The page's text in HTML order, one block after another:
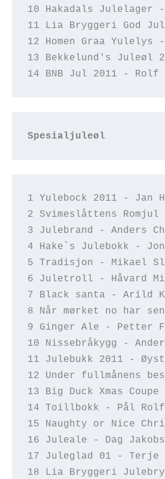
10 Hakadals Julelager
11 Lia Bryggeri God
12 Homen Graa Yulelys
13 Bekkelund's Juleøl
14 BNB Jul 2011 - Rolf
Spesialjuleøl
1 Yulebock 2011 - Jan
2 Svimeslåttens
3 Julebrand - Anders
4 Hake`s Julebokk -
5 Tradisjon - Mikael
6 Juletroll - Håvard
7 Black santa - Arild
8 Når mørket no har
9 Ginger Ale - Petter
10 Nissebråkygg -
11 Julebukk 2011 -
12 Under fullmånens
13 Big Duck Xmas
14 Toillbokk - Pål
15 Naughty or Nice
16 Juleale - Dag
17 Juleglad 01 - Terje
18 Lia Bryggeri